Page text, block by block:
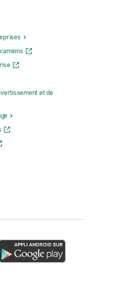
et de